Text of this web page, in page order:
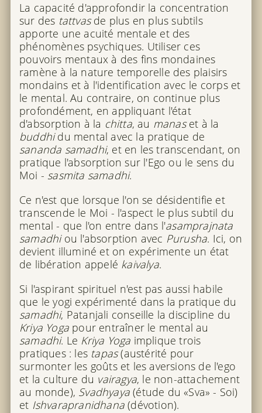
La capacité d'approfondir la concentration
sur des tattvasde plus en plus subtils
apporte une acuité mentale et des
phénomènes psychiques. Utiliser ces
pouvoirs mentaux à des fins mondaines
ramène à la nature temporelle des plaisirs
mondains et à l'identification avec le corps et
le mental. Au contraire, on continue plus
profondément, en appliquant l'état
d'absorption à la chitta, au manaset à la
buddhidu mental avec la pratique de
sananda samadhi, et en les transcendant, on
pratique l'absorption sur l'Ego ou le sens du
Moi - sasmita samadhi.
Ce n'est que lorsque l'on se désidentifie et
transcende le Moi - l'aspect le plus subtil du
mental - que l'on entre dans l'asamprajnata
samadhiou l'absorption avec Purusha. Ici, on
devient illuminé et on expérimente un état
de libération appelé kaivalya.
Si l'aspirant spirituel n'est pas aussi habile
que le yogi expérimenté dans la pratique du
samadhi, Patanjali conseille la discipline du
Kriya Yogapour entraîner le mental au
samadhi. Le Kriya Yoga implique trois
pratiques : les tapas(austérité pour
surmonter les goûts et les aversions de l'ego
et la culture du vairagya, le non-attachement
au monde), Svadhyaya(étude du «Sva» - Soi)
et Ishvarapranidhana(dévotion).